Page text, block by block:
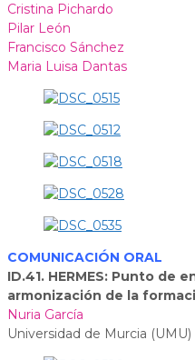
Cristina Pichardo
Pilar León
Francisco Sánchez
Maria Luisa Dantas
COMUNICACIÓN ORAL
ID.41. HERMES: Punto de
armonización de la
Nuria García
Universidad de Murcia (UMU)